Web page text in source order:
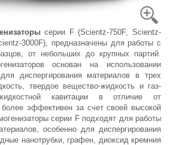
серии F (Scientz-750F, Scientz-
3000F), предназначены для работы с
от небольших до крупных партий.
основан на использовании
диспергирования материалов в трех
твердое вещество-жидкость и газ-
кавитации в отличие от
эффективен за счет своей высокой
серии F подходят для работы
особенно для диспергирования
нанотрубки, графен, диоксид кремния